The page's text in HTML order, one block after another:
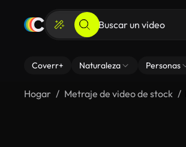
Coverr+ Naturaleza Personas
Hogar Metraje de video de stock